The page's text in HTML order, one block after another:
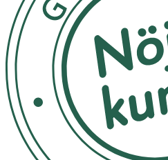
Inneh åll
De absorberande fibrerna i
av cellulosafibrer (viskos), som
europafarmakopéns krav på
yttre skikt gjort av olika
polypropen, och/eller
på o.b.® ProComfort™-
syntetiska fibrer.